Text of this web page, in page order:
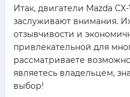
Итак, двигатели Mazda
заслуживают внимания.
отзывчивости и
привлекательной для
рассматриваете
являетесь владельцем,
выбор!